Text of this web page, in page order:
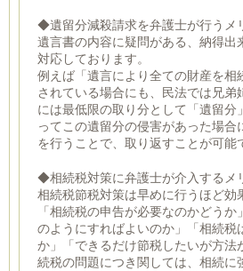
◆遺留分減殺請求を弁護士が行うメ
遺言書の内容に疑問がある、納得出
対応しております。
例えば「遺言により全ての財産を相
されている場合にも、民法では兄弟
には最低限の取り分として「遺留分
ってこの遺留分の侵害があった場合
を行うことで、取り返すことが可能
◆相続税対策に弁護士が介入するメ
相続税節税対策は早めに行うほど効
「相続税の申告が必要なのかどう
のようにすればよいのか」「相続税
か」「できるだけ節税したいが方法
続税の問題につき関しては、相続に